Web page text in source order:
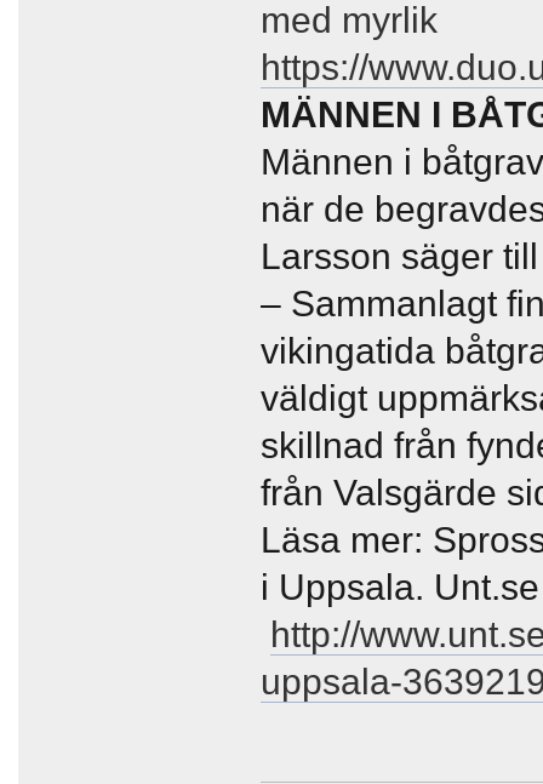
med myrlik
https://
MÄNNEN I
Männen i
när de
Larsson säger
– Sammanlagt
vikingatida
väldigt
skillnad från
från Valsgärde
Läsa mer:
i Uppsala. Unt.se
http://
uppsala-